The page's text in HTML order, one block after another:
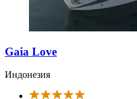
Gaia Love
Индонезия